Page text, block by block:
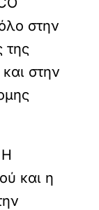
στην
της
στην
Η
και η